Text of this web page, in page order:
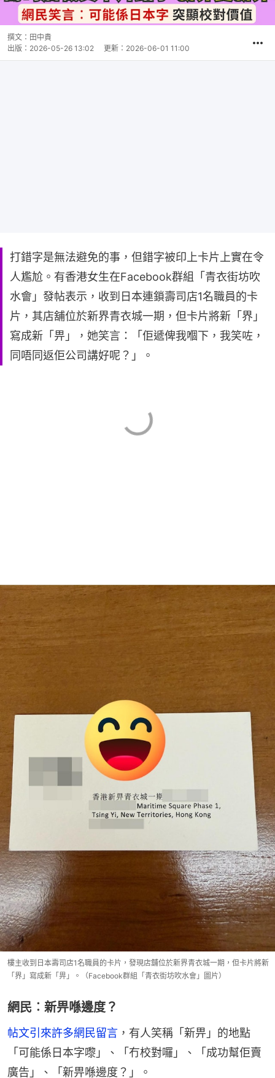
撰文： 田中貴
出版： 2026-05-26 13:02 更新： 2026-06-01 11:00
打錯字是無法避免的事，但錯字被印上卡片上實在令
人尷尬。有香港女生在Facebook群組「青衣街坊吹
水會」發帖表示，收到日本連鎖壽司店1名職員的卡
片，其店舖位於新界青衣城一期，但卡片將新「界」
寫成新「畀」，她笑言：「佢遞俾我嗰下，我笑咗，
同唔同返佢公司講好呢？」。
樓主收到日本壽司店1名職員的卡片，發現店舖位於新界青衣城一期，但卡片將新
「界」寫成新「畀」。（Facebook群組「青衣街坊吹水會」圖片）
網民︰新畀喺邊度？
帖文引來許多網民留言 ，有人笑稱「新畀」的地點
「可能係日本字嚟」、「冇校對囉」、「成功幫佢賣
廣告」、「新畀喺邊度？」。